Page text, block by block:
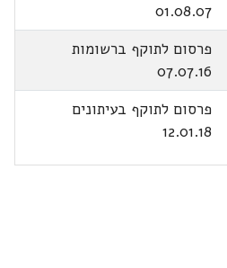
01.08.07
פרסום לתוקף ברשומות
07.07.16
פרסום לתוקף בעיתונים
12.01.18